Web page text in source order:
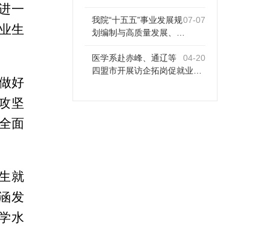
07-07
我院“十五五”事业发展规
划编制与高质量发展、…
04-20
医学系赴赤峰、通辽等
四盟市开展访企拓岗促就业…
一
生
好
坚
面
就
发
水